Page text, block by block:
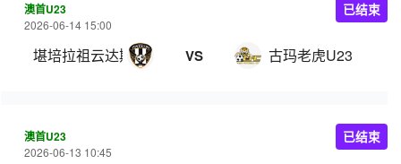
澳首U23
2026-06-14 15:00
堪培拉祖云达斯U23 VS 古玛老虎U23
已结束
澳首U23
2026-06-13 10:45
已结束